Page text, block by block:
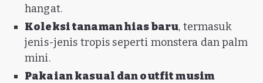
hangat.
Koleksi tanaman hias baru, termasuk
jenis-jenis tropis seperti monstera dan palm
mini.
Pakaian kasual dan outfit musim